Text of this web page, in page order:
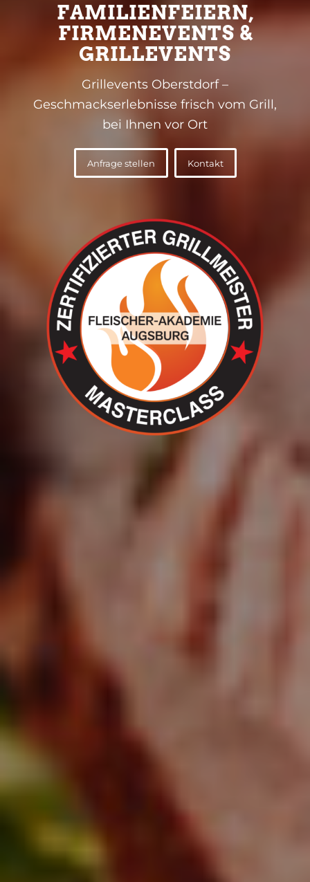
FAMILIENFEIERN,
FIRMENEVENTS &
GRILLEVENTS
Grillevents Oberstdorf –
Geschmackserlebnisse frisch vom Grill,
bei Ihnen vor Ort
Anfrage stellen Kontakt